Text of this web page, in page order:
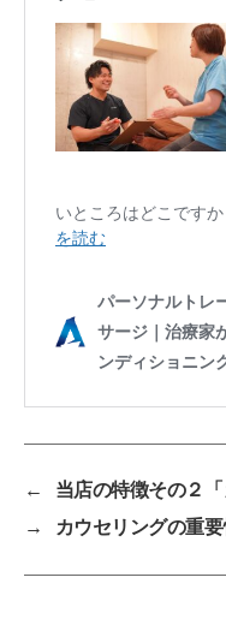
←
当店の特徴その２「
→
カウセリングの重要